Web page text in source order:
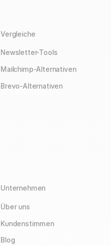
Vergleiche
Newsletter-Tools
Mailchimp-Alternativen
Brevo-Alternativen
Unternehmen
Über uns
Kundenstimmen
Blog